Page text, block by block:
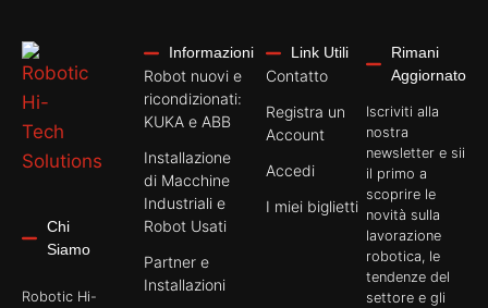
Chi
Siamo
Robotic Hi-
Informazioni
Robot nuovi e
ricondizionati:
KUKA e ABB
Installazione
di Macchine
Industriali e
Robot Usati
Partner e
Installazioni
Link Utili
Contatto
Registra un
Account
Accedi
I miei biglietti
Rimani
Aggiornato
Iscriviti alla
nostra
newsletter e sii
il primo a
scoprire le
novità sulla
lavorazione
robotica, le
tendenze del
settore e gli